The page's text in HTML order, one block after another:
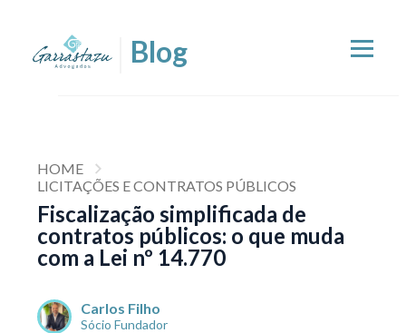
HOME
LICITAÇÕES E CONTRATOS PÚBLICOS
Fiscalização simplificada de
contratos públicos: o que muda
com a Lei nº 14.770
Carlos Filho
Sócio Fundador